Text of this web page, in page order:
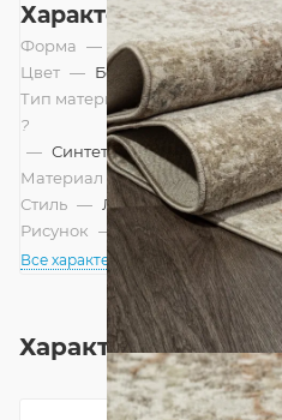
Характеристики
Форма — Овал
Цвет — Бежевый
Тип материала
?
— Синтетический
Материал — Полиэстер
Стиль — Лофт, Современный
Рисунок — Абстракция
Все характеристики
Характеристики